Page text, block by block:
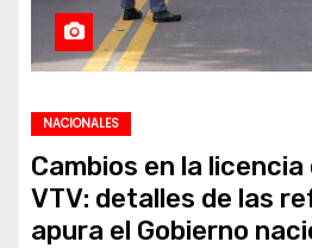
NACIONALES
Cambios en la
VTV: detalles de las
apura el Gobierno